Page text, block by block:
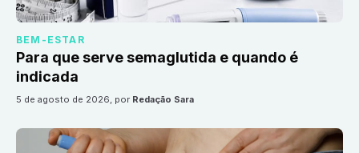
BEM-ESTAR
Para que serve semaglutida e quando é
indicada
5 de agosto de 2026, por Redação Sara